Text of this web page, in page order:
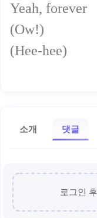
Yeah, forever
(Ow!)
(Hee-hee)
소개 댓글
로그인